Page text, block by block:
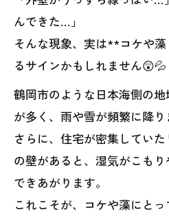
んできた…」
そんな現象、実は**コケや
るサインかもしれません😲💦
鶴岡市のような日本海側の
が多く、雨や雪が頻繁に降
さらに、住宅が密集してい
の壁があると、湿気がこも
できあがります。
これこそが、コケや藻にと